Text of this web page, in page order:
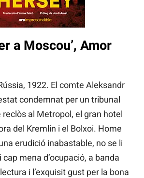
a Moscou’, Amor
1922. El comte Aleksandr
condemnat per un tribunal
reclòs al Metropol, el gran hotel
del Kremlin i el Bolxoi. Home
erudició inabastable, no se li
mena d’ocupació, a banda
i l’exquisit gust per la bona